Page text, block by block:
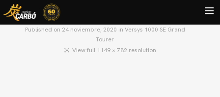
Published on 24 noviembre, 2020 in Versys 1000 SE Grand
Tourer
View full 1149 × 782 resolution